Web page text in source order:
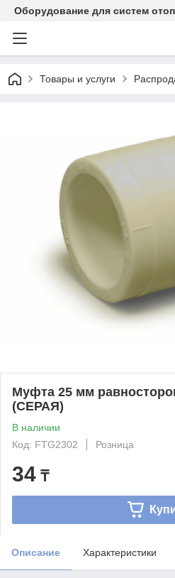
Оборудование для систем
Товары и услуги
Муфта 25 мм
(СЕРАЯ)
В наличии
Код: FTG2302
Розница
34 ₸
Описание Характеристики